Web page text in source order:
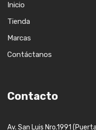
Inicio
Tienda
Marcas
Contáctanos
Contacto
Av. San Luis Nro.1991